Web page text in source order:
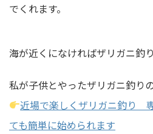
でくれます。
海が近くになければザリガニ釣
私が子供とやったザリガニ釣り
近場で楽しくザリガニ釣り
ても簡単に始められます